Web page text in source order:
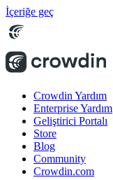
İçeriğe geç
Crowdin Yardım
Enterprise Yardım
Geliştirici Portalı
Store
Blog
Community
Crowdin.com